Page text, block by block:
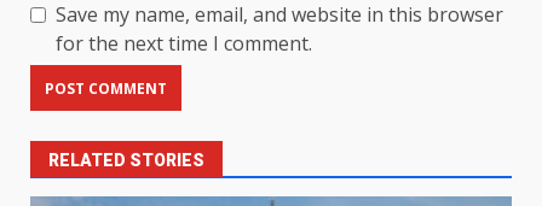
Save my name, email, and website in this browser
for the next time I comment.
RELATED STORIES